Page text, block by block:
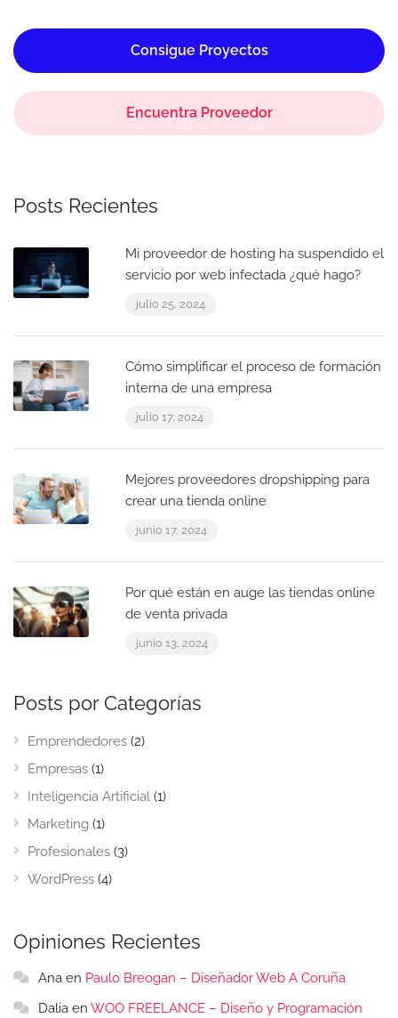
Consigue Proyectos
Encuentra Proveedor
Posts Recientes
Mi proveedor de hosting ha suspendido el
servicio por web infectada ¿qué hago?
julio 25, 2024
Cómo simplificar el proceso de formación
interna de una empresa
julio 17, 2024
Mejores proveedores dropshipping para
crear una tienda online
junio 17, 2024
Por qué están en auge las tiendas online
de venta privada
junio 13, 2024
Posts por Categorías
Emprendedores (2)
Empresas (1)
Inteligencia Artificial (1)
Marketing (1)
Profesionales (3)
WordPress (4)
Opiniones Recientes
Ana en Paulo Breogan – Diseñador Web A Coruña
Dalia en WOO FREELANCE – Diseño y Programación